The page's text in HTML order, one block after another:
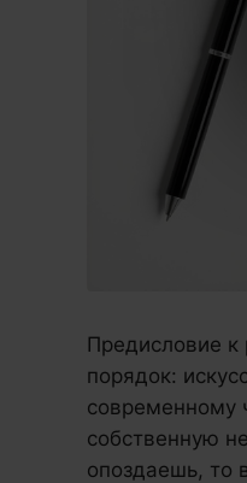
Предисловие к
порядок:
современному
собственную
опоздаешь, то